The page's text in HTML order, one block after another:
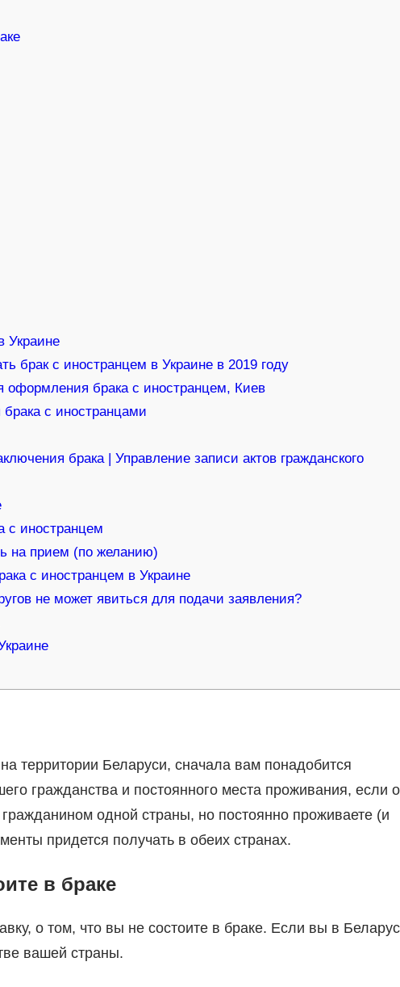
Украине
брак с иностранцем в Украине в 2019 году
оформления брака с иностранцем, Киев
с иностранцами
брака | Управление записи актов гражданского
с иностранцем
на прием (по желанию)
с иностранцем в Украине
не может явиться для подачи заявления?
территории Беларуси, сначала вам понадобится
гражданства и постоянного места проживания, если
одной страны, но постоянно проживаете (и
придется получать в обеих странах.
в браке
о том, что вы не состоите в браке. Если вы в
вашей страны.